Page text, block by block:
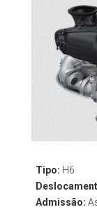
Tipo: H6
Admissão: